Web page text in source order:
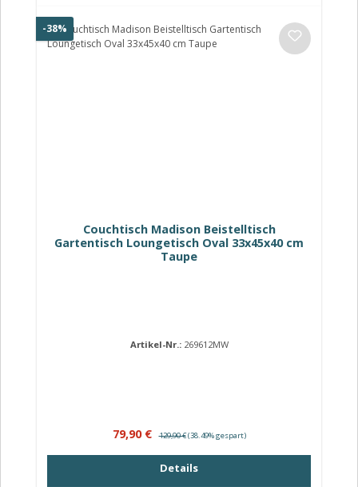
-38% Rabatt
Couchtisch Madison Beistelltisch
Gartentisch Loungetisch Oval 33x45x40 cm
Taupe
Artikel-Nr.: 269612MW
Verkaufspreis:
79,90 € Regulärer Preis:
129,90 €(38.49% gespart)
Details